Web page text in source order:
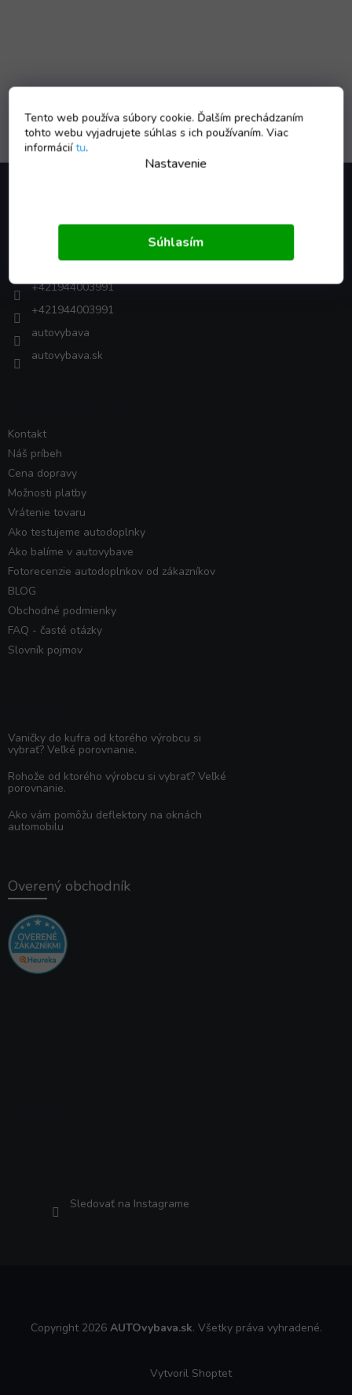
Tento web používa súbory cookie. Ďalším prechádzaním
tohto webu vyjadrujete súhlas s ich používaním. Viac
informáciítu.
Nastavenie
Súhlasím
@autovybava.sk
+421944003991
+421944003991
autovybava
autovybava.sk
Kontakt
Náš príbeh
Cena dopravy
Možnosti platby
Vrátenie tovaru
Ako testujeme autodoplnky
Ako balíme v autovybave
Fotorecenzie autodoplnkov od zákazníkov
BLOG
Obchodné podmienky
FAQ - časté otázky
Slovník pojmov
Vaničky do kufra od ktorého výrobcu si
vybrať? Veľké porovnanie.
Rohože od ktorého výrobcu si vybrať? Veľké
porovnanie.
Ako vám pomôžu deflektory na oknách
automobilu
Overený obchodník
Sledovať na Instagrame
Copyright 2026 AUTOvybava.sk. Všetky práva vyhradené.
Vytvoril Shoptet